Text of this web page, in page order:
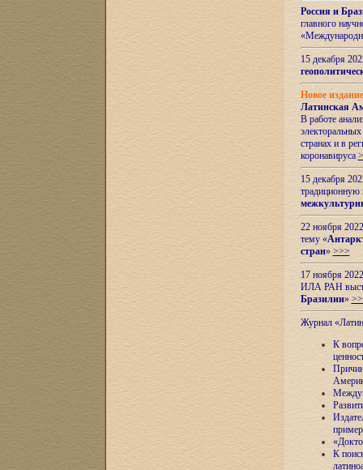
Россия и
главного
15 декабря
Новое
Латинская
В работе
странах и в
коронавируса
15 декабря
22 ноября
тему «
стран» >>>
17 ноября
ИЛА РАН
Бразилии»
Журнал
К
К